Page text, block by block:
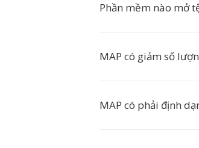
Phần mềm nào mở
MAP có giảm số
MAP có phải định